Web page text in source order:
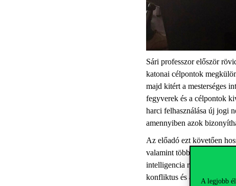
A legjobb
Sári professzor először
katonai célpontok
majd kitért a mesterséges
fegyverek és a célpontok
harci felhasználása új jogi
amennyiben azok
Az előadó ezt követően
valamint több egyetemi
intelligencia rendszerekre
konfliktus és a jelenlegi